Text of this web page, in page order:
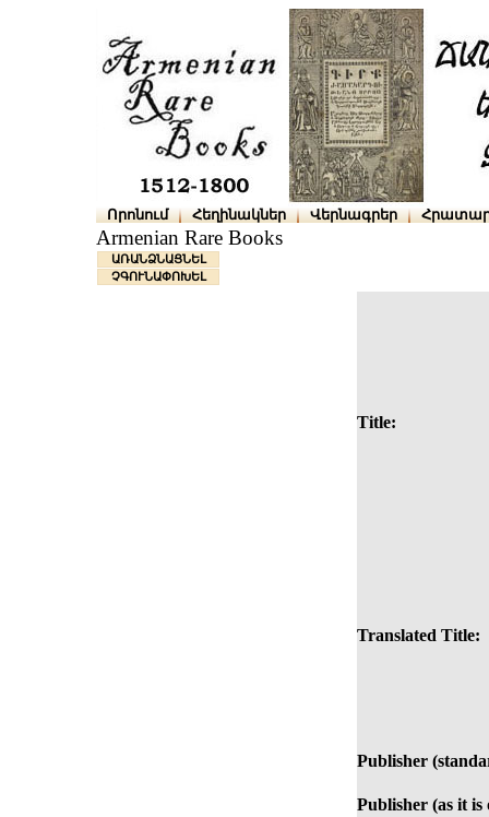
Որոնում Հեղինակներ Վերնագրեր
Armenian Rare Books
ԱՌԱՆՁՆԱՑՆԵԼ
ՉԳՈՒՆԱՓՈԽԵԼ
Title:
Translated Title:
Publisher
Publisher (as it is